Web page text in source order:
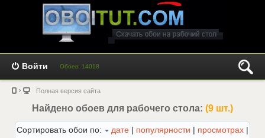
Войти Обоев: 14018
Полная версия сайта
Найдено обоев для рабочего стола: (9 шт.)
Сортировать обои по: дате | популярности | просмотрах |